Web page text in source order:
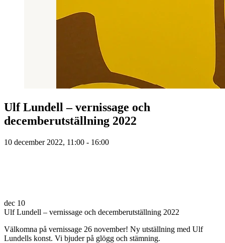
Ulf Lundell – vernissage och
decemberutställning 2022
10 december 2022, 11:00 - 16:00
dec 10
Ulf Lundell – vernissage och decemberutställning 2022
Välkomna på vernissage 26 november! Ny utställning med Ulf
Lundells konst. Vi bjuder på glögg och stämning.